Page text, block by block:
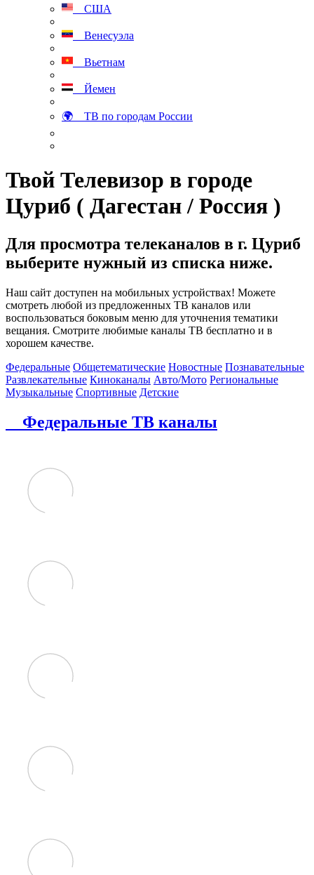
США
Венесуэла
Вьетнам
Йемен
🌍 ТВ по городам России
Твой Телевизор в городе
Цуриб ( Дагестан / Россия )
Для просмотра телеканалов в г. Цуриб
выберите нужный из списка ниже.
Наш сайт доступен на мобильных устройствах! Можете
смотреть любой из предложенных ТВ каналов или
воспользоваться боковым меню для уточнения тематики
вещания. Смотрите любимые каналы ТВ бесплатно и в
хорошем качестве.
Федеральные Общетематические Новостные Познавательные
Развлекательные Киноканалы Авто/Мото Региональные
Музыкальные Спортивные Детские
Федеральные ТВ каналы